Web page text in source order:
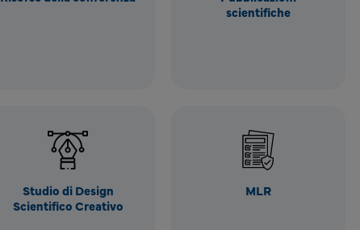
scientifiche
Studio di Design
Scientifico Creativo
MLR